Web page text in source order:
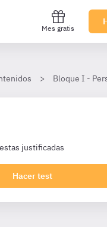
Mes gratis
Bloque I -
justificadas
Hacer test